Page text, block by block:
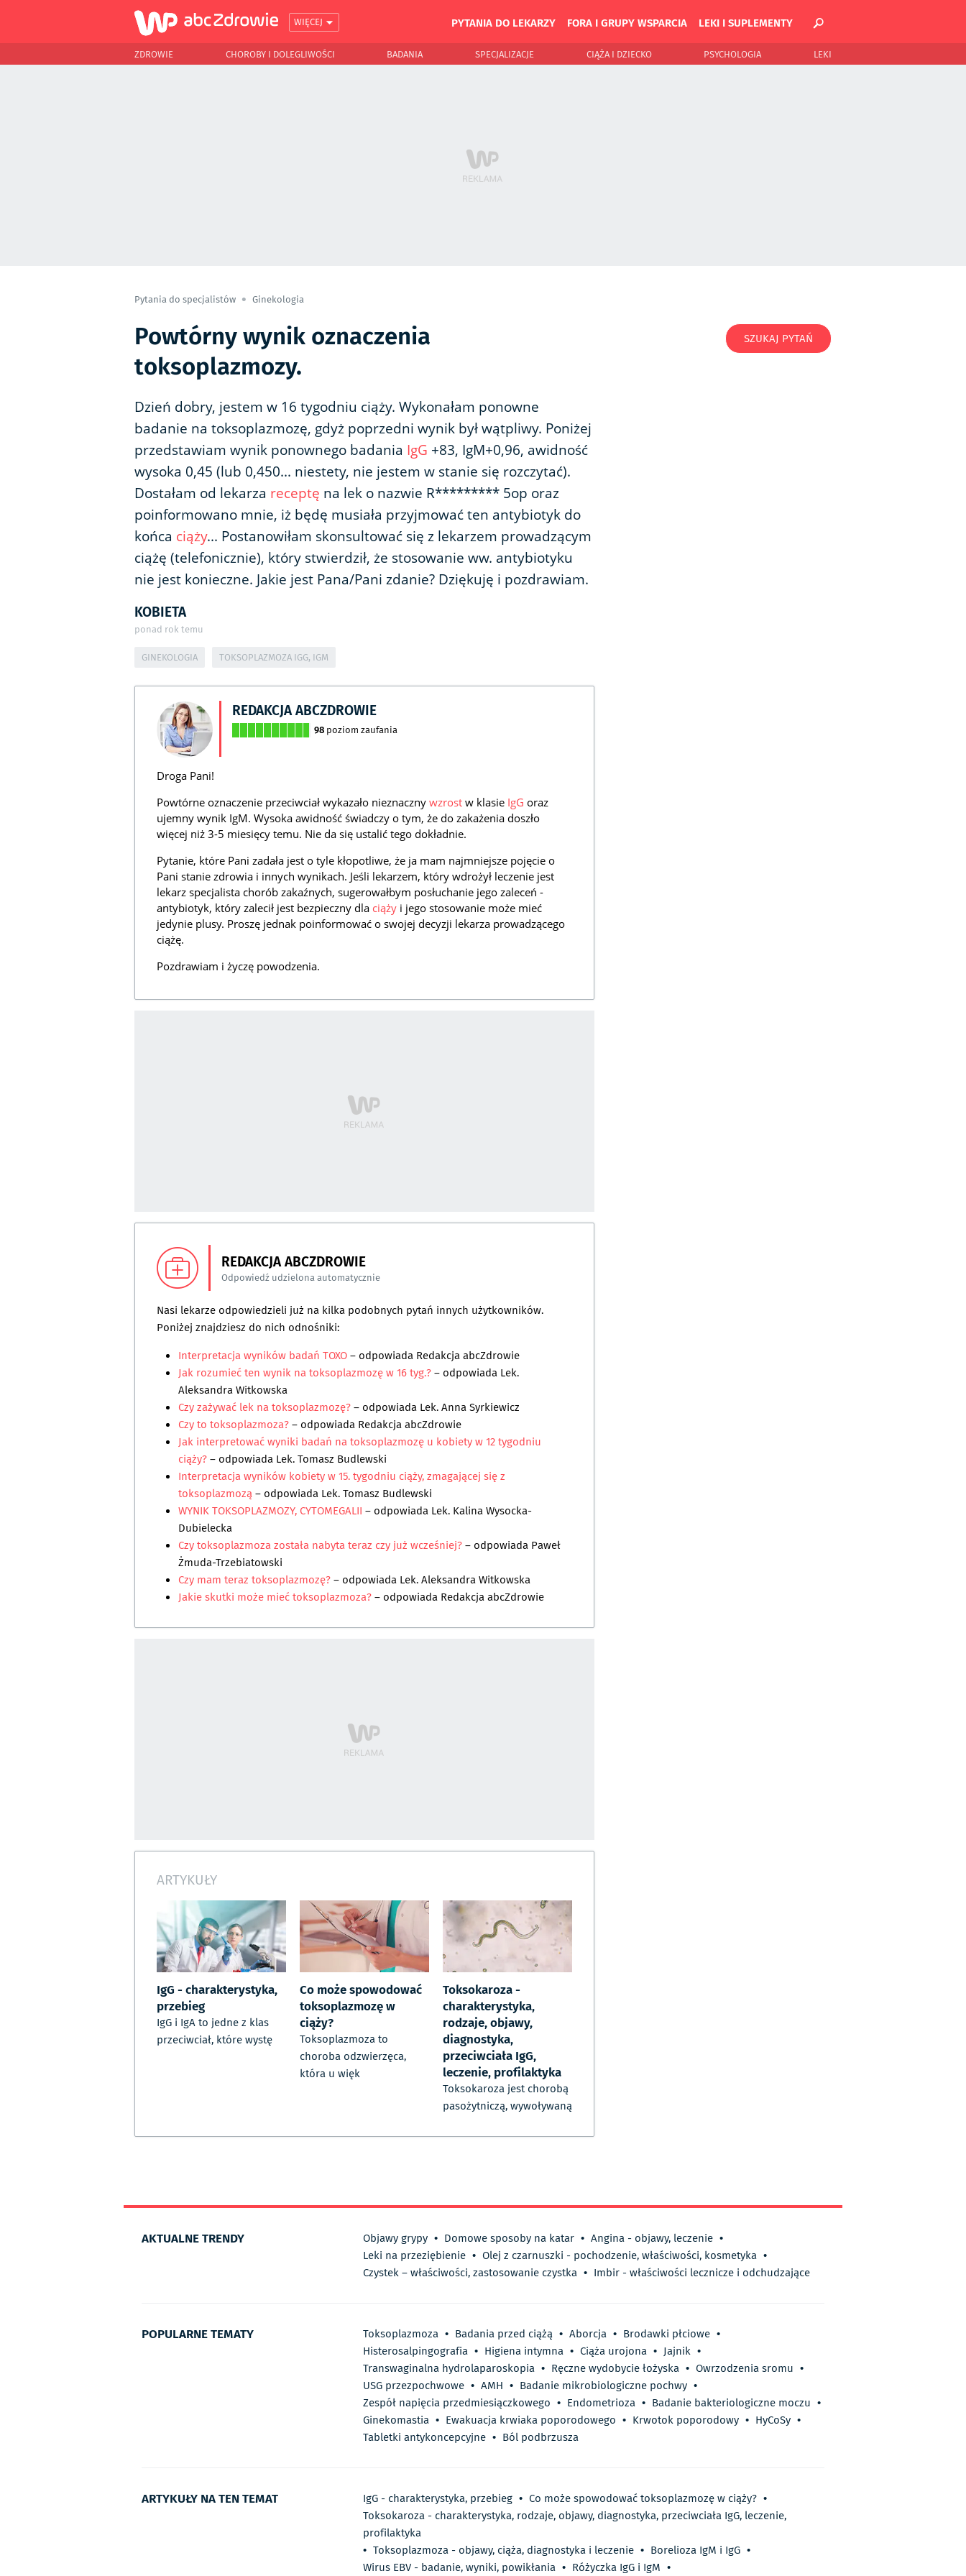
WIĘCEJ PYTANIA DO LEKARZY FORA I GRUPY WSPARCIA LEKI I SUPLEMENTY
ZDROWIE CHOROBY I DOLEGLIWOŚCI BADANIA SPECJALIZACJE CIĄŻA I DZIECKO PSYCHOLOGIA LEKI
Pytania do specjalistów Ginekologia
Powtórny wynik oznaczenia
toksoplazmozy.
Dzień dobry, jestem w 16 tygodniu ciąży. Wykonałam ponowne
badanie na toksoplazmozę, gdyż poprzedni wynik był wątpliwy. Poniżej
przedstawiam wynik ponownego badania IgG +83, IgM+0,96, awidność
wysoka 0,45 (lub 0,450... niestety, nie jestem w stanie się rozczytać).
Dostałam od lekarza receptę na lek o nazwie R********* 5op oraz
poinformowano mnie, iż będę musiała przyjmować ten antybiotyk do
końca ciąży... Postanowiłam skonsultować się z lekarzem prowadzącym
ciążę (telefonicznie), który stwierdził, że stosowanie ww. antybiotyku
nie jest konieczne. Jakie jest Pana/Pani zdanie? Dziękuję i pozdrawiam.
KOBIETA
ponad rok temu
GINEKOLOGIA TOKSOPLAZMOZA IGG, IGM
REDAKCJA ABCZDROWIE
98 poziom zaufania
Droga Pani!
Powtórne oznaczenie przeciwciał wykazało nieznaczny wzrost w klasie IgG oraz
ujemny wynik IgM. Wysoka awidność świadczy o tym, że do zakażenia doszło
więcej niż 3-5 miesięcy temu. Nie da się ustalić tego dokładnie.
Pytanie, które Pani zadała jest o tyle kłopotliwe, że ja mam najmniejsze pojęcie o
Pani stanie zdrowia i innych wynikach. Jeśli lekarzem, który wdrożył leczenie jest
lekarz specjalista chorób zakaźnych, sugerowałbym posłuchanie jego zaleceń -
antybiotyk, który zalecił jest bezpieczny dla ciąży i jego stosowanie może mieć
jedynie plusy. Proszę jednak poinformować o swojej decyzji lekarza prowadzącego
ciążę.
Pozdrawiam i życzę powodzenia.
REDAKCJA ABCZDROWIE
Odpowiedź udzielona automatycznie
Nasi lekarze odpowiedzieli już na kilka podobnych pytań innych użytkowników.
Poniżej znajdziesz do nich odnośniki:
Interpretacja wyników badań TOXO– odpowiada Redakcja abcZdrowie
Jak rozumieć ten wynik na toksoplazmozę w 16 tyg.?– odpowiada Lek.
Aleksandra Witkowska
Czy zażywać lek na toksoplazmozę?– odpowiada Lek. Anna Syrkiewicz
Czy to toksoplazmoza?– odpowiada Redakcja abcZdrowie
Jak interpretować wyniki badań na toksoplazmozę u kobiety w 12 tygodniu
ciąży?– odpowiada Lek. Tomasz Budlewski
Interpretacja wyników kobiety w 15. tygodniu ciąży, zmagającej się z
toksoplazmozą– odpowiada Lek. Tomasz Budlewski
WYNIK TOKSOPLAZMOZY, CYTOMEGALII – odpowiada Lek. Kalina Wysocka-
Dubielecka
Czy toksoplazmoza została nabyta teraz czy już wcześniej?– odpowiada Paweł
Żmuda-Trzebiatowski
Czy mam teraz toksoplazmozę?– odpowiada Lek. Aleksandra Witkowska
Jakie skutki może mieć toksoplazmoza?– odpowiada Redakcja abcZdrowie
ARTYKUŁY
IgG - charakterystyka,
przebieg
IgG i IgA to jedne z klas
przeciwciał, które wystę
Co może spowodować
toksoplazmozę w
ciąży?
Toksoplazmoza to
choroba odzwierzęca,
która u więk
Toksokaroza -
charakterystyka,
rodzaje, objawy,
diagnostyka,
przeciwciała IgG,
leczenie, profilaktyka
Toksokaroza jest chorobą
pasożytniczą, wywoływaną
SZUKAJ PYTAŃ
AKTUALNE TRENDY Objawy grypy • Domowe sposoby na katar • Angina - objawy, leczenie •
Leki na przeziębienie • Olej z czarnuszki - pochodzenie, właściwości, kosmetyka •
Czystek – właściwości, zastosowanie czystka • Imbir - właściwości lecznicze i odchudzające
POPULARNE TEMATY Toksoplazmoza • Badania przed ciążą • Aborcja • Brodawki płciowe •
Histerosalpingografia • Higiena intymna • Ciąża urojona • Jajnik •
Transwaginalna hydrolaparoskopia • Ręczne wydobycie łożyska • Owrzodzenia sromu •
USG przezpochwowe • AMH • Badanie mikrobiologiczne pochwy •
Zespół napięcia przedmiesiączkowego • Endometrioza • Badanie bakteriologiczne moczu •
Ginekomastia • Ewakuacja krwiaka poporodowego • Krwotok poporodowy • HyCoSy •
Tabletki antykoncepcyjne • Ból podbrzusza
ARTYKUŁY NA TEN TEMAT IgG - charakterystyka, przebieg • Co może spowodować toksoplazmozę w ciąży? •
Toksokaroza - charakterystyka, rodzaje, objawy, diagnostyka, przeciwciała IgG, leczenie,
profilaktyka
• Toksoplazmoza - objawy, ciąża, diagnostyka i leczenie • Borelioza IgM i IgG •
Wirus EBV - badanie, wyniki, powikłania • Różyczka IgG i IgM •